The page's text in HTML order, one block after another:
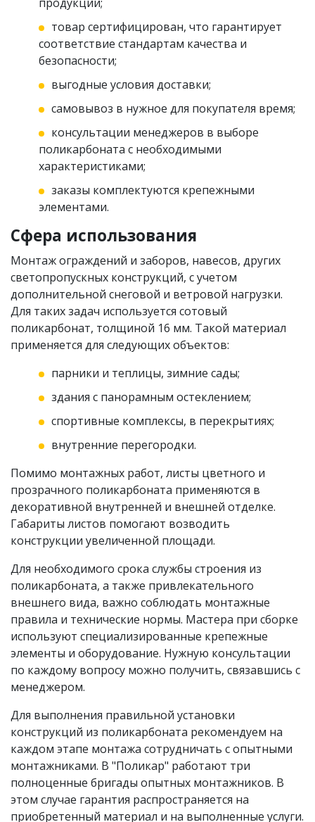
товар сертифицирован, что гарантирует
соответствие стандартам качества и
безопасности;
выгодные условия доставки;
самовывоз в нужное для покупателя время;
консультации менеджеров в выборе
поликарбоната с необходимыми
характеристиками;
заказы комплектуются крепежными
элементами.
Сфера использования
Монтаж ограждений и заборов, навесов, других
светопропускных конструкций, с учетом
дополнительной снеговой и ветровой нагрузки.
Для таких задач используется сотовый
поликарбонат, толщиной 16 мм. Такой материал
применяется для следующих объектов:
парники и теплицы, зимние сады;
здания с панорамным остеклением;
спортивные комплексы, в перекрытиях;
внутренние перегородки.
Помимо монтажных работ, листы цветного и
прозрачного поликарбоната применяются в
декоративной внутренней и внешней отделке.
Габариты листов помогают возводить
конструкции увеличенной площади.
Для необходимого срока службы строения из
поликарбоната, а также привлекательного
внешнего вида, важно соблюдать монтажные
правила и технические нормы. Мастера при сборке
используют специализированные крепежные
элементы и оборудование. Нужную консультации
по каждому вопросу можно получить, связавшись с
менеджером.
Для выполнения правильной установки
конструкций из поликарбоната рекомендуем на
каждом этапе монтажа сотрудничать с опытными
монтажниками. В "Поликар" работают три
полноценные бригады опытных монтажников. В
этом случае гарантия распространяется на
приобретенный материал и на выполненные услуги.